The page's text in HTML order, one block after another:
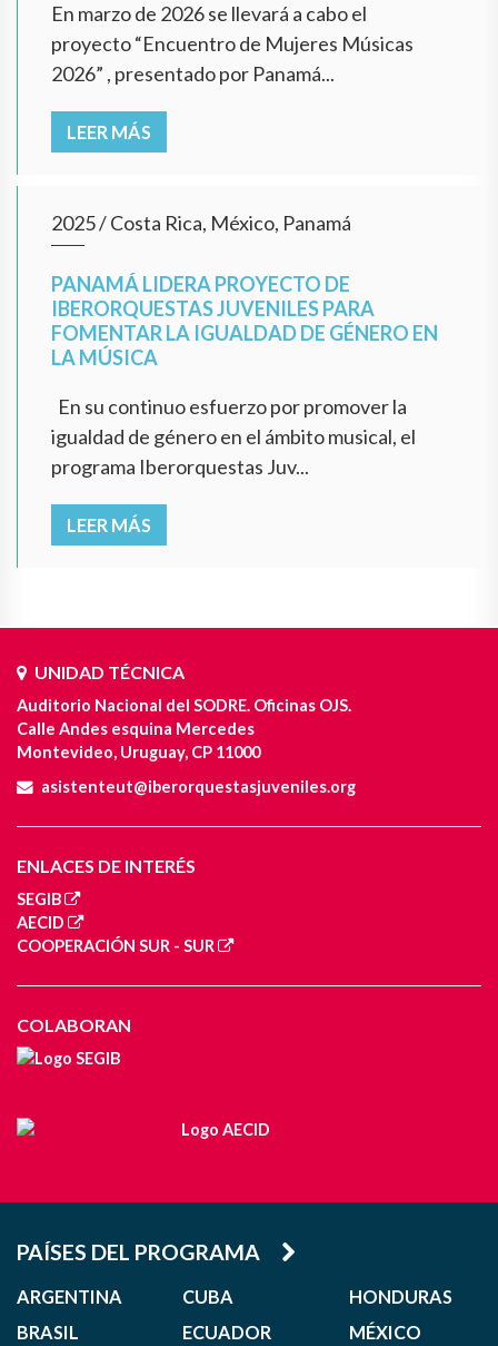
En marzo de 2026 se llevará a cabo el
proyecto “Encuentro de Mujeres Músicas
2026” , presentado por Panamá...
LEER MÁS
2025/Costa Rica, México, Panamá
PANAMÁ LIDERA PROYECTO DE
IBERORQUESTAS JUVENILES PARA
FOMENTAR LA IGUALDAD DE GÉNERO EN
LA MÚSICA
En su continuo esfuerzo por promover la
igualdad de género en el ámbito musical, el
programa Iberorquestas Juv...
LEER MÁS
UNIDAD TÉCNICA
Auditorio Nacional del SODRE. Oficinas OJS.
Calle Andes esquina Mercedes
Montevideo, Uruguay, CP 11000
asistenteut@iberorquestasjuveniles.org
ENLACES DE INTERÉS
SEGIB
AECID
COOPERACIÓN SUR - SUR
COLABORAN
PAÍSES DEL PROGRAMA
ARGENTINA
BRASIL
CUBA
ECUADOR
HONDURAS
MÉXICO